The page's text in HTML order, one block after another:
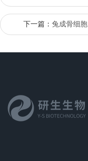
下一篇： 兔成骨细胞